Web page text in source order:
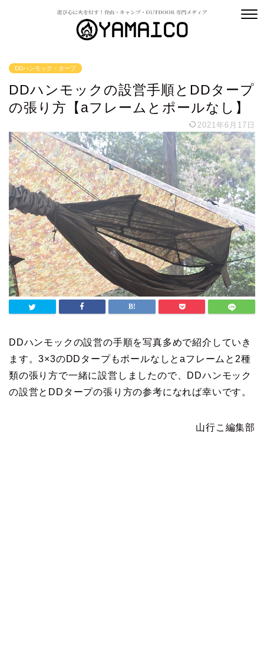
DDハンモック・タープ
DDハンモックの設営手順とDDタープ
の張り方【aフレームとポールなし】
2021年6月17日
DDハンモックの設営の手順を写真多めで紹介していき
ます。3×3のDDタープもポールなしとaフレームと2種
類の張り方で一緒に設営しましたので、DDハンモック
の設営とDDタープの張り方の参考になれば幸いです。
山行こ編集部